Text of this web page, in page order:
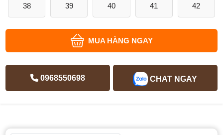
38 39 40 41 42
MUA HÀNG NGAY
0968550698 CHAT NGAY